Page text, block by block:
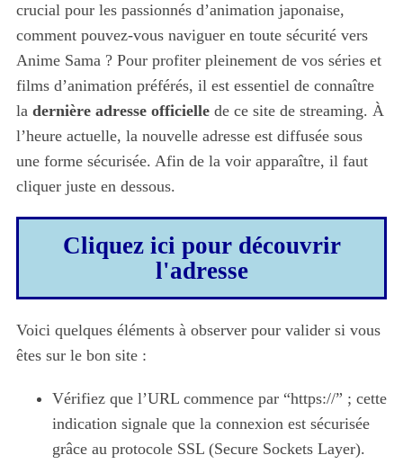
crucial pour les passionnés d’animation japonaise,
comment pouvez-vous naviguer en toute sécurité vers
Anime Sama ? Pour profiter pleinement de vos séries et
films d’animation préférés, il est essentiel de connaître
la dernière adresse officiellede ce site de streaming. À
l’heure actuelle, la nouvelle adresse est diffusée sous
une forme sécurisée. Afin de la voir apparaître, il faut
cliquer juste en dessous.
Cliquez ici pour découvrir
l'adresse
Voici quelques éléments à observer pour valider si vous
êtes sur le bon site :
Vérifiez que l’URL commence par “https://” ; cette
indication signale que la connexion est sécurisée
grâce au protocole SSL (Secure Sockets Layer).